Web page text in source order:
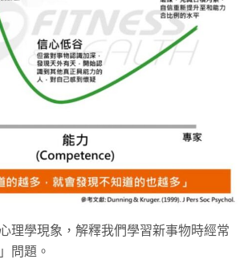
理學現象，解釋我們學習新事物時經常
問題。